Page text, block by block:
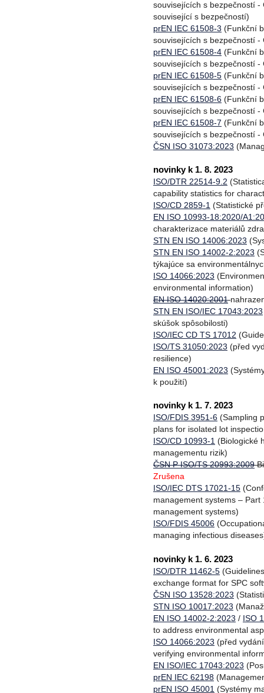
souvisejících s bezpečností -
související s bezpečností)
prEN IEC 61508-3 (Funkční
souvisejících s bezpečností -
prEN IEC 61508-4 (Funkční
souvisejících s bezpečností -
prEN IEC 61508-5 (Funkční
souvisejících s bezpečností
prEN IEC 61508-6 (Funkční
souvisejících s bezpečností -
prEN IEC 61508-7 (Funkční
souvisejících s bezpečností
ČSN ISO 31073:2023
novinky k 1. 8. 2023
ISO/DTR 22514-9.2
capability statistics for
ISO/CD 2859-1 (Statistické
EN ISO 10993-18:2020/
charakterizace materiálů
STN EN ISO 14006:2023
STN EN ISO 14002-2:2023
týkajúce sa
ISO 14066:2023
environmental information)
EN ISO 14020:2001
STN EN ISO/IEC 17043:2023
skúšok spôsobilosti)
ISO/IEC CD TS 17012
ISO/TS 31050:2023 (před
resilience)
EN ISO 45001:2023
k použití)
novinky k 1. 7. 2023
ISO/FDIS 3951-6 (Sampling
plans for isolated lot
ISO/CD 10993-1 (Biologické
managementu rizik)
ČSN P ISO/TS 20993:2009
Zrušena
ISO/IEC DTS 17021-15
management systems –
management systems)
ISO/FDIS 45006
managing infectious
novinky k 1. 6. 2023
ISO/DTR 11462-5
exchange format for SPC
ČSN ISO 13528:2023
STN ISO 10017:2023
EN ISO 14002-2:2023 / ISO
to address environmental
ISO 14066:2023 (před
verifying environmental
EN ISO/IEC 17043:2023
prEN IEC 62198
prEN ISO 45001 (Systémy